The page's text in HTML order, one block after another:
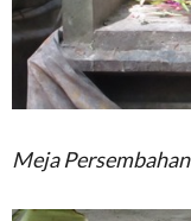
Meja Persembahan